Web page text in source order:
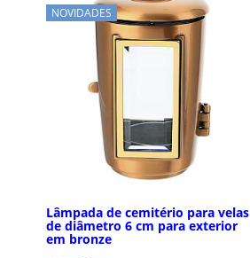
NOVIDADES
Lâmpada de cemitério para velas
de diâmetro 6 cm para exterior
em bronze